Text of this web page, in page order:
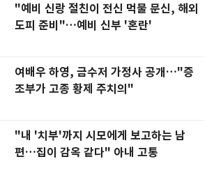
"예비 신랑 절친이 전신 먹물 문신, 해외
도피 준비"…예비 신부 '혼란'
여배우 하영, 금수저 가정사 공개…"증
조부가 고종 황제 주치의"
"내 '치부'까지 시모에게 보고하는 남
편…집이 감옥 같다" 아내 고통